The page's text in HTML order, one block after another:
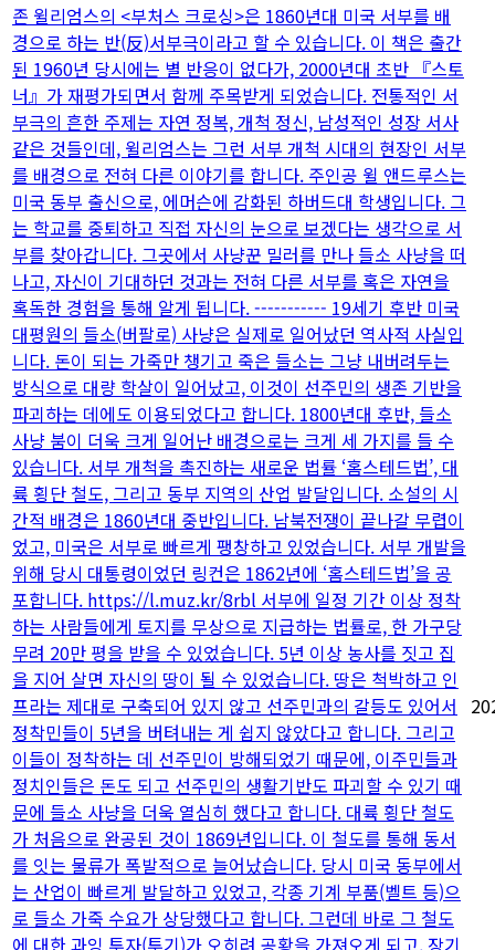
존 윌리엄스의 <부처스 크로싱>은 1860년대 미국 서부를 배
경으로 하는 반(反)서부극이라고 할 수 있습니다. 이 책은 출간
된 1960년 당시에는 별 반응이 없다가, 2000년대 초반 『스토
너』가 재평가되면서 함께 주목받게 되었습니다. 전통적인 서
부극의 흔한 주제는 자연 정복, 개척 정신, 남성적인 성장 서사
같은 것들인데, 윌리엄스는 그런 서부 개척 시대의 현장인 서부
를 배경으로 전혀 다른 이야기를 합니다. 주인공 윌 앤드루스는
미국 동부 출신으로, 에머슨에 감화된 하버드대 학생입니다. 그
는 학교를 중퇴하고 직접 자신의 눈으로 보겠다는 생각으로 서
부를 찾아갑니다. 그곳에서 사냥꾼 밀러를 만나 들소 사냥을 떠
나고, 자신이 기대하던 것과는 전혀 다른 서부를 혹은 자연을
혹독한 경험을 통해 알게 됩니다. ----------- 19세기 후반 미국
대평원의 들소(버팔로) 사냥은 실제로 일어났던 역사적 사실입
니다. 돈이 되는 가죽만 챙기고 죽은 들소는 그냥 내버려두는
방식으로 대량 학살이 일어났고, 이것이 선주민의 생존 기반을
파괴하는 데에도 이용되었다고 합니다. 1800년대 후반, 들소
사냥 붐이 더욱 크게 일어난 배경으로는 크게 세 가지를 들 수
있습니다. 서부 개척을 촉진하는 새로운 법률 ‘홈스테드법’, 대
륙 횡단 철도, 그리고 동부 지역의 산업 발달입니다. 소설의 시
간적 배경은 1860년대 중반입니다. 남북전쟁이 끝나갈 무렵이
었고, 미국은 서부로 빠르게 팽창하고 있었습니다. 서부 개발을
위해 당시 대통령이었던 링컨은 1862년에 ‘홈스테드법’을 공
포합니다. https://l.muz.kr/8rbl 서부에 일정 기간 이상 정착
하는 사람들에게 토지를 무상으로 지급하는 법률로, 한 가구당
무려 20만 평을 받을 수 있었습니다. 5년 이상 농사를 짓고 집
을 지어 살면 자신의 땅이 될 수 있었습니다. 땅은 척박하고 인
프라는 제대로 구축되어 있지 않고 선주민과의 갈등도 있어서
정착민들이 5년을 버텨내는 게 쉽지 않았다고 합니다. 그리고
이들이 정착하는 데 선주민이 방해되었기 때문에, 이주민들과
정치인들은 돈도 되고 선주민의 생활기반도 파괴할 수 있기 때
문에 들소 사냥을 더욱 열심히 했다고 합니다. 대륙 횡단 철도
가 처음으로 완공된 것이 1869년입니다. 이 철도를 통해 동서
를 잇는 물류가 폭발적으로 늘어났습니다. 당시 미국 동부에서
는 산업이 빠르게 발달하고 있었고, 각종 기계 부품(벨트 등)으
로 들소 가죽 수요가 상당했다고 합니다. 그런데 바로 그 철도
에 대한 과잉 투자(투기)가 오히려 공황을 가져오게 되고, 장기